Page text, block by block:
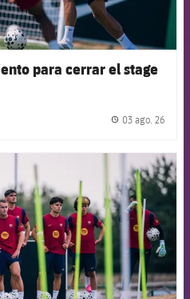
para cerrar el stage
03 ago. 26